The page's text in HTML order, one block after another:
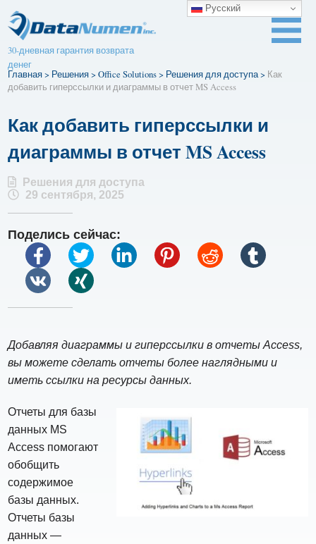
30-дневная гарантия возврата
денег
Главная> Решения>Office Solutions> Решения для доступа> Как
добавить гиперссылки и диаграммы в отчет MS Access
Как добавить гиперссылки и
диаграммы в отчет MS Access
Решения для доступа
29 сентября, 2025
Поделись сейчас:
Добавляя диаграммы и гиперссылки в отчеты Access,
вы можете сделать отчеты более наглядными и
иметь ссылки на ресурсы данных.
Отчеты для базы
данных MS
Access помогают
обобщить
содержимое
базы данных.
Отчеты базы
данных —
Русский